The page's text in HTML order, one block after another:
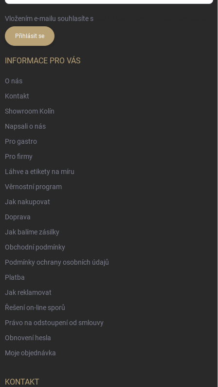
Vložením e-mailu souhlasíte s
Přihlásit se
INFORMACE PRO VÁS
O nás
Kontakt
Showroom Kolín
Napsali o nás
Pro gastro
Pro firmy
Láhve a etikety na míru
Věrnostní program
Jak nakupovat
Doprava
Jak balíme zásilky
Obchodní podmínky
Podmínky ochrany osobních údajů
Platba
Jak reklamovat
Řešení on-line sporů
Právo na odstoupení od smlouvy
Obnovení hesla
Moje objednávka
KONTAKT